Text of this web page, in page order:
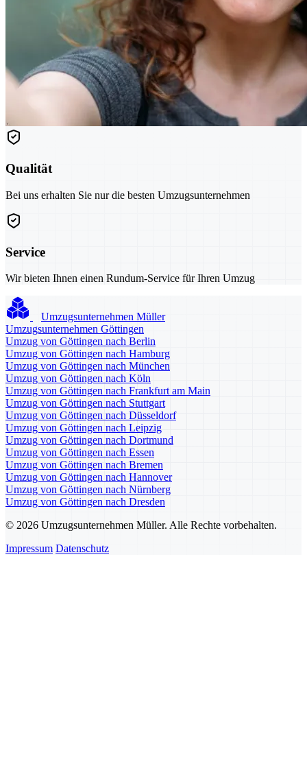
Qualität
Bei uns erhalten Sie nur die besten Umzugsunternehmen
Service
Wir bieten Ihnen einen Rundum-Service für Ihren Umzug
Umzugsunternehmen Müller
Umzugsunternehmen Göttingen
Umzug von Göttingen nach Berlin
Umzug von Göttingen nach Hamburg
Umzug von Göttingen nach München
Umzug von Göttingen nach Köln
Umzug von Göttingen nach Frankfurt am Main
Umzug von Göttingen nach Stuttgart
Umzug von Göttingen nach Düsseldorf
Umzug von Göttingen nach Leipzig
Umzug von Göttingen nach Dortmund
Umzug von Göttingen nach Essen
Umzug von Göttingen nach Bremen
Umzug von Göttingen nach Hannover
Umzug von Göttingen nach Nürnberg
Umzug von Göttingen nach Dresden
© 2026 Umzugsunternehmen Müller. Alle Rechte vorbehalten.
Impressum Datenschutz